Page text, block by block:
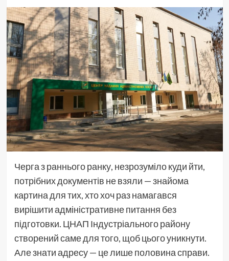
Черга з раннього ранку, незрозуміло куди йти,
потрібних документів не взяли — знайома
картина для тих, хто хоч раз намагався
вирішити адміністративне питання без
підготовки. ЦНАП Індустріального району
створений саме для того, щоб цього уникнути.
Але знати адресу — це лише половина справи.